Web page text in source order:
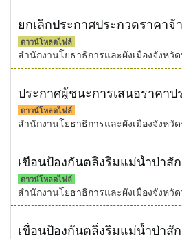
ดาวน์โหลดไฟล์
สำนักงานโยธาธิการและผังเมืองจังหวั
ดาวน์โหลดไฟล์
สำนักงานโยธาธิการและผังเมืองจังหวั
ดาวน์โหลดไฟล์
สำนักงานโยธาธิการและผังเมืองจังหวั